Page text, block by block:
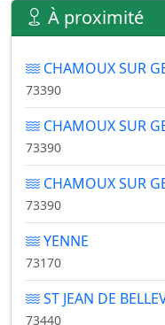
À proximité
CHAMOUX SUR
73390
CHAMOUX SUR
73390
CHAMOUX SUR
73390
YENNE
73170
ST JEAN DE
73440